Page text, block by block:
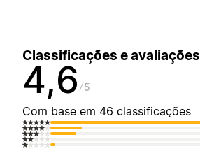
Classificações e avaliações
4,6 5
Com base em 46 classificações